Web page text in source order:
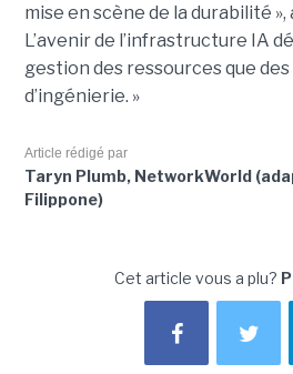
mise en scène de la durabilité »,
L’avenir de l’infrastructure IA
gestion des ressources que
d’ingénierie. »
Article rédigé par
Taryn Plumb, NetworkWorld
Filippone)
Cet article vous a plu?